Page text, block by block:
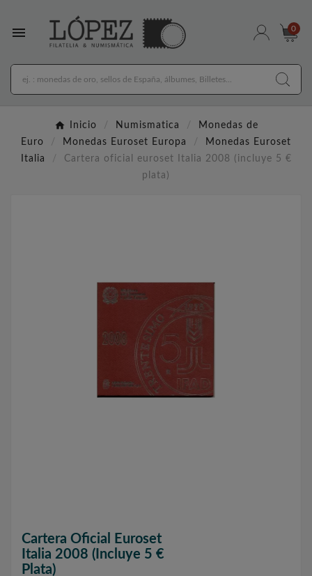
 0
Inicio Numismatica
Monedas de
Euro
Monedas Euroset Europa
Monedas Euroset
Italia
Cartera oficial euroset Italia 2008 (incluye 5 €
plata)
Cartera Oficial Euroset
Italia 2008 (incluye 5 €
Plata)